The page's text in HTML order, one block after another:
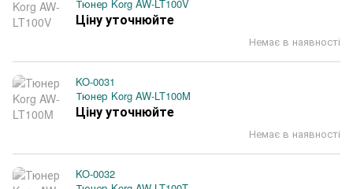
Тюнер Korg AW-LT100V
Немає в наявності
Ціну уточнюйте
KO-0031
Тюнер Korg AW-LT100M
Немає в наявності
Ціну уточнюйте
KO-0032